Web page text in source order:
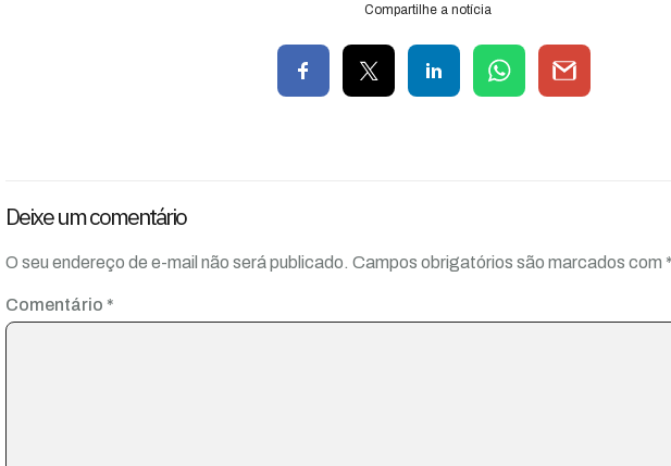
Compartilhe a notícia
Deixe um comentário
O seu endereço de e-mail não será publicado. Campos obrigatórios são marcados com
Comentário *